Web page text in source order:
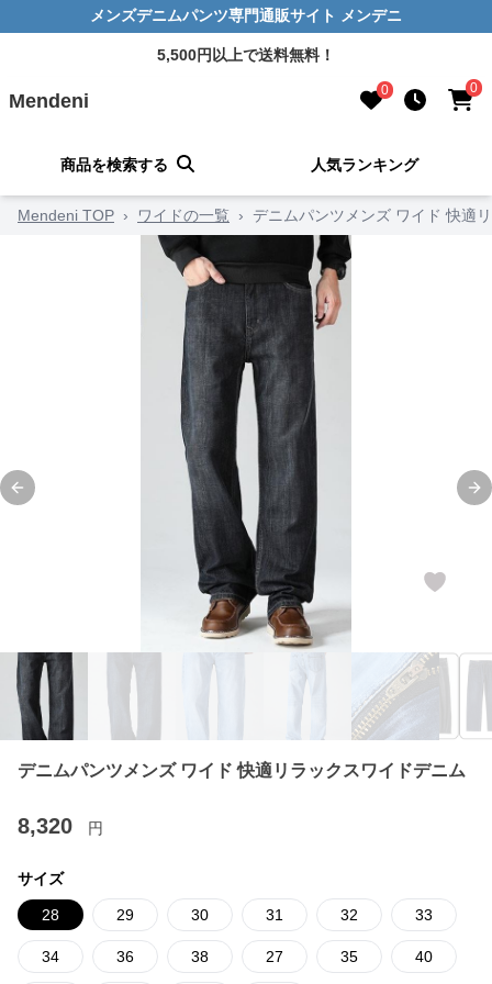
メンズデニムパンツ専門通販サイト メンデニ
5,500円以上で送料無料！
Mendeni 0 0
商品を検索する 人気ランキング
Mendeni TOP › ワイドの一覧 › デニムパンツメンズ ワイド 快適
Previous slide
デニムパンツメンズ ワイド 快適リラックスワイドデニム
8,320 円
サイズ
28 29 30 31 32 33
34 36 38 27 35 40